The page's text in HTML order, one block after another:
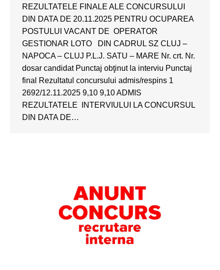
REZULTATELE FINALE ALE CONCURSULUI
DIN DATA DE 20.11.2025 PENTRU OCUPAREA
POSTULUI VACANT DE OPERATOR
GESTIONAR LOTO DIN CADRUL SZ CLUJ –
NAPOCA – CLUJ P.L.J. SATU – MARE Nr. crt. Nr.
dosar candidat Punctaj obţinut la interviu Punctaj
final Rezultatul concursului admis/respins 1
2692/12.11.2025 9,10 9,10 ADMIS
REZULTATELE INTERVIULUI LA CONCURSUL
DIN DATA DE…